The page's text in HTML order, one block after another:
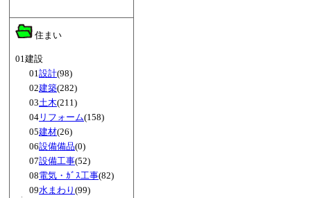
住まい
01建設
01 設計(98)
02建築(282)
03土木(211)
04 リフォーム(158)
05建材(26)
06設備備品(0)
07設備工事(52)
08電気・ｶﾞｽ工事(82)
09水まわり (99)